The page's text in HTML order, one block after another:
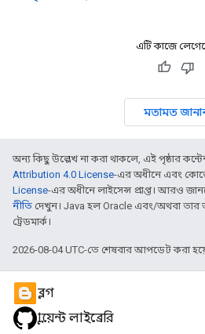
এটি কাজে
মতামত
অন্য কিছু উল্লেখ না করা থাকলে, এই পৃষ্ঠার
Attribution 4.0 License-এর অধীনে এবং
License-এর অধীনে লাইসেন্স প্রাপ্ত। আরও
নীতি দেখুন। Java হল Oracle এবং/অথবা তার
ট্রেডমার্ক।
2026-08-04 UTC-তে শেষবার আপডেট করা
ব্লগ
ক্লায়েন্ট লাইব্রেরি